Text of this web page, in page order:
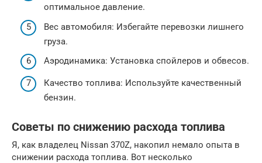
оптимальное давление.
Вес автомобиля: Избегайте перевозки лишнего
груза.
Аэродинамика: Установка спойлеров и обвесов.
Качество топлива: Используйте качественный
бензин.
Советы по снижению расхода топлива
Я, как владелец Nissan 370Z, накопил немало опыта в
снижении расхода топлива. Вот несколько